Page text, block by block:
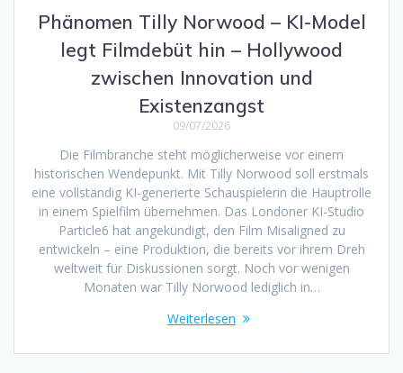
Phänomen Tilly Norwood – KI-Model
legt Filmdebüt hin – Hollywood
zwischen Innovation und
Existenzangst
09/07/2026
Die Filmbranche steht möglicherweise vor einem
historischen Wendepunkt. Mit Tilly Norwood soll erstmals
eine vollständig KI-generierte Schauspielerin die Hauptrolle
in einem Spielfilm übernehmen. Das Londoner KI-Studio
Particle6 hat angekündigt, den Film Misaligned zu
entwickeln – eine Produktion, die bereits vor ihrem Dreh
weltweit für Diskussionen sorgt. Noch vor wenigen
Monaten war Tilly Norwood lediglich in…
Weiterlesen